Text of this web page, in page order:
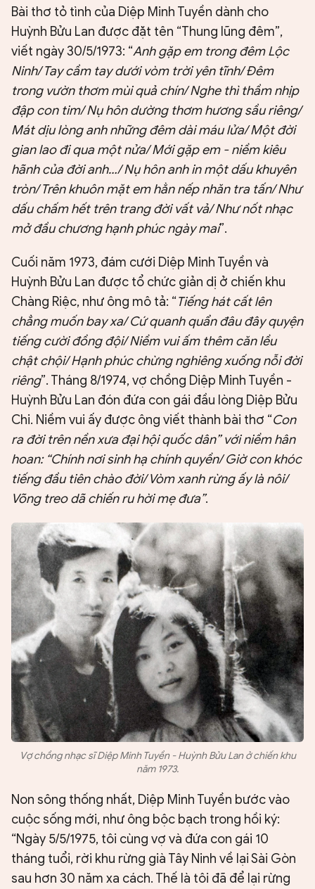
Bài thơ tỏ tình của Diệp Minh Tuyền dành cho
Huỳnh Bửu Lan được đặt tên “Thung lũng đêm”,
viết ngày 30/5/1973: “Anh gặp em trong đêm Lộc
Ninh/ Tay cầm tay dưới vòm trời yên tĩnh/ Đêm
trong vườn thơm mùi quả chín/ Nghe thì thầm nhịp
đập con tim/ Nụ hôn dường thơm hương sầu riêng/
Mát dịu lòng anh những đêm dài máu lửa/ Một đời
gian lao đi qua một nửa/ Mới gặp em - niềm kiêu
hãnh của đời anh…/ Nụ hôn anh in một dấu khuyên
tròn/ Trên khuôn mặt em hằn nếp nhăn tra tấn/ Như
dấu chấm hết trên trang đời vất vả/ Như nốt nhạc
mở đầu chương hạnh phúc ngày mai”.
Cuối năm 1973, đám cưới Diệp Minh Tuyền và
Huỳnh Bửu Lan được tổ chức giản dị ở chiến khu
Chàng Riệc, như ông mô tả: “Tiếng hát cất lên
chẳng muốn bay xa/ Cứ quanh quẩn đâu đây quyện
tiếng cười đồng đội/ Niềm vui ấm thêm căn lều
chật chội/ Hạnh phúc chừng nghiêng xuống nỗi đời
riêng”. Tháng 8/1974, vợ chồng Diệp Minh Tuyền -
Huỳnh Bửu Lan đón đứa con gái đầu lòng Diệp Bửu
Chi. Niềm vui ấy được ông viết thành bài thơ “Con
ra đời trên nền xưa đại hội quốc dân” với niềm hân
hoan: “Chính nơi sinh hạ chính quyền/ Giờ con khóc
tiếng đầu tiên chào đời/ Vòm xanh rừng ấy là nôi/
Võng treo dã chiến ru hời mẹ đưa”.
Vợ chồng nhạc sĩ Diệp Minh Tuyền - Huỳnh Bửu Lan ở chiến khu
năm 1973.
Non sông thống nhất, Diệp Minh Tuyền bước vào
cuộc sống mới, như ông bộc bạch trong hồi ký:
“Ngày 5/5/1975, tôi cùng vợ và đứa con gái 10
tháng tuổi, rời khu rừng già Tây Ninh về lại Sài Gòn
sau hơn 30 năm xa cách. Thế là tôi đã để lại rừng